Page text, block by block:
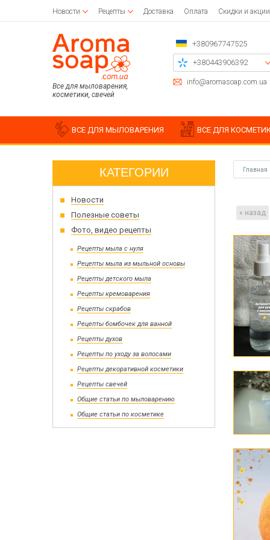
Новости Рецепты Доставка Оплата Скидки и акции
Все для мыловарения,
косметики, свечей
+380967747525
+380443906392
+380504785777
Перезвоните мне
info@aromasoap.com.ua
ВСЕ ДЛЯ МЫЛОВАРЕНИЯ
Базовое масло
Жидкие масла
Баттер
Сухоцветы
Глиттеры
Игрушки для заливки в мыло
Мыло
ВСЕ ДЛЯ
Парафины
Воск для свечи
Для насыпных свечей
Набор
Набор
Заготовки для декупажа
Салфетки для декупажа
Клей для декупажа
Кисточки для рисования
КАТЕГОРИИ
Новости
Полезные советы
Фото, видео рецепты
Рецепты мыла с нуля
Рецепты мыла из мыльной основы
Рецепты детского мыла
Рецепты кремоварения
Рецепты скрабов
Рецепты бомбочек для ванной
Рецепты духов
Рецепты по уходу за волосами
Рецепты декоративной косметики
Рецепты свечей
Общие статьи по мыловарению
Общие статьи по косметике
Главная
« назад